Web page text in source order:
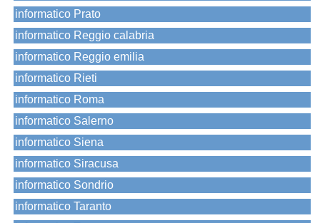
informatico Prato
informatico Reggio calabria
informatico Reggio emilia
informatico Rieti
informatico Roma
informatico Salerno
informatico Siena
informatico Siracusa
informatico Sondrio
informatico Taranto